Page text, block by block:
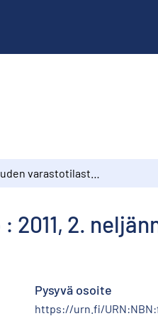
2.
Pysyvä osoite
https://urn.fi/